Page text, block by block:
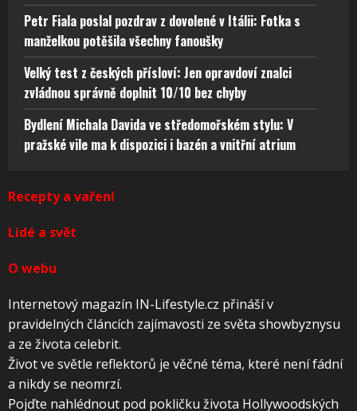
Petr Fiala poslal pozdrav z dovolené v Itálii: Fotka s
manželkou potěšila všechny fanoušky
Velký test z českých přísloví: Jen opravdoví znalci
zvládnou správně doplnit 10/10 bez chyby
Bydlení Michala Davida ve středomořském stylu: V
pražské vile ma k dispozici i bazén a vnitřní atrium
Recepty a vaření
Lidé a svět
O webu
Internetový magazín IN-Lifestyle.cz přináší v
pravidelných článcích zajímavosti ze světa showbyznysu
a ze života celebrit.
Život ve světle reflektorů je věčné téma, které není fádní
a nikdy se neomrzí.
Pojďte nahlédnout pod pokličku života Hollywoodských